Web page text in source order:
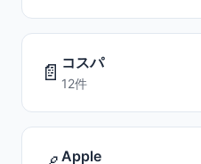
📄 コスパ
12件
Apple